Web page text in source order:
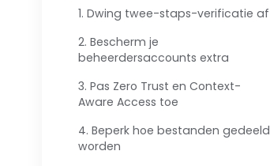
1. Dwing twee-staps-verificatie af
2. Bescherm je
beheerdersaccounts extra
3. Pas Zero Trust en Context-
Aware Access toe
4. Beperk hoe bestanden gedeeld
worden